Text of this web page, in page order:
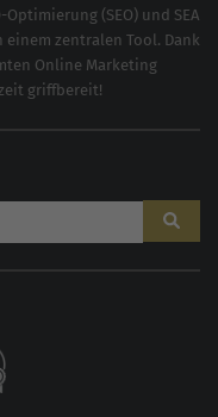
Optimierung (SEO) und SEA
zentralen Tool. Dank
Online Marketing
griffbereit!